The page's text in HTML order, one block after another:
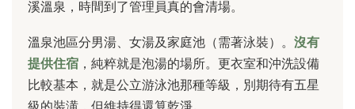
溪溫泉，時間到了管理員真的會清場。
溫泉池區分男湯、女湯及家庭池（需著泳裝）。 沒有
提供住宿 ，純粹就是泡湯的場所。更衣室和沖洗設備
比較基本，就是公立游泳池那種等級，別期待有五星
級的裝潢，但維持得還算乾淨。